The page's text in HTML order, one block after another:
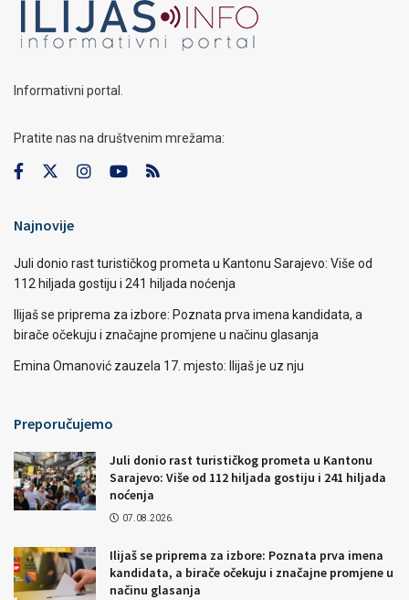
Informativni portal.
Pratite nas na društvenim mrežama:
Najnovije
Juli donio rast turističkog prometa u Kantonu Sarajevo: Više od
112 hiljada gostiju i 241 hiljada noćenja
Ilijaš se priprema za izbore: Poznata prva imena kandidata, a
birače očekuju i značajne promjene u načinu glasanja
Emina Omanović zauzela 17. mjesto: Ilijaš je uz nju
Preporučujemo
Juli donio rast turističkog prometa u Kantonu
Sarajevo: Više od 112 hiljada gostiju i 241 hiljada
noćenja
07.08.2026.
Ilijaš se priprema za izbore: Poznata prva imena
kandidata, a birače očekuju i značajne promjene u
načinu glasanja